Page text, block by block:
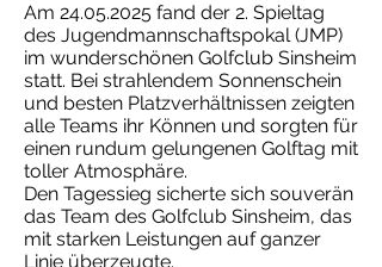
Am 24.05.2025 fand der 2. Spieltag
des Jugendmannschaftspokal (JMP)
im wunderschönen Golfclub Sinsheim
statt. Bei strahlendem Sonnenschein
und besten Platzverhältnissen zeigten
alle Teams ihr Können und sorgten für
einen rundum gelungenen Golftag mit
toller Atmosphäre.
Den Tagessieg sicherte sich souverän
das Team des Golfclub Sinsheim, das
mit starken Leistungen auf ganzer
Linie überzeugte.